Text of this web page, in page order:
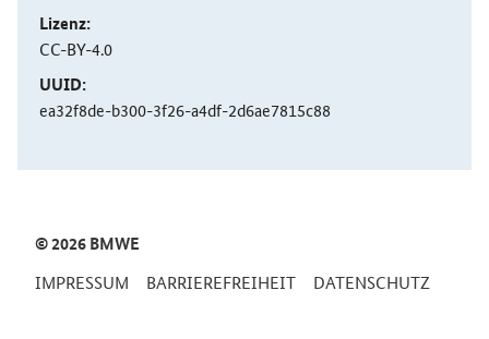
Lizenz:
CC-BY-4.0
UUID:
ea32f8de-b300-3f26-a4df-2d6ae7815c88
SrOnlyServicemenü
© 2026 BMWE
IMPRESSUM BARRIEREFREIHEIT DATENSCHUTZ